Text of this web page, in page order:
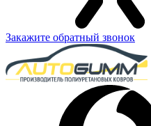
Закажите обратный звонок